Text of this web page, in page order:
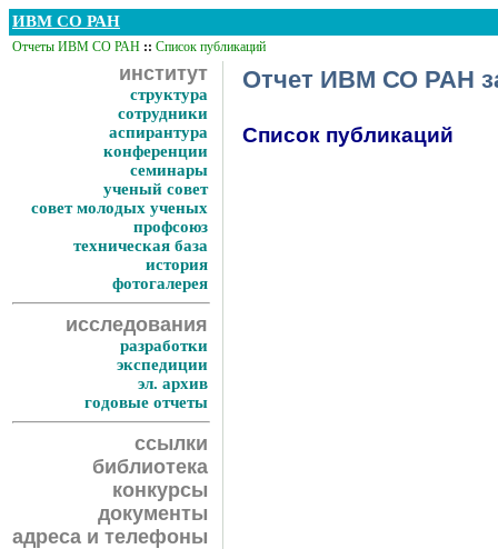
ИВМ СО РАН
Отчеты ИВМ СО РАН :: Список публикаций
институт
структура
сотрудники
аспирантура
конференции
семинары
ученый совет
совет молодых ученых
профсоюз
техническая база
история
фотогалерея
исследования
разработки
экспедиции
эл. архив
годовые отчеты
ссылки
библиотека
конкурсы
документы
адреса и телефоны
Отчет ИВМ СО РАН
Список публикаций